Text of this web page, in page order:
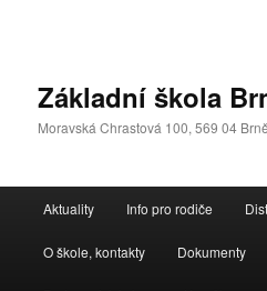
Základní škola
Moravská Chrastová 100, 569 04
navigační
Aktuality Info pro rodiče
O škole, kontakty Dokumenty